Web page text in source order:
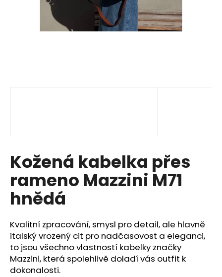
Kožená kabelka přes
rameno Mazzini M71
hnědá
Kvalitní zpracování, smysl pro detail, ale hlavně
italský vrozený cit pro nadčasovost a eleganci,
to jsou všechno vlastností kabelky značky
Mazzini, která spolehlivě doladí vás outfit k
dokonalosti.
D
o
p
o
r
č
u
j
e
m